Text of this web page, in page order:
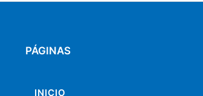
PÁGINAS
INICIO